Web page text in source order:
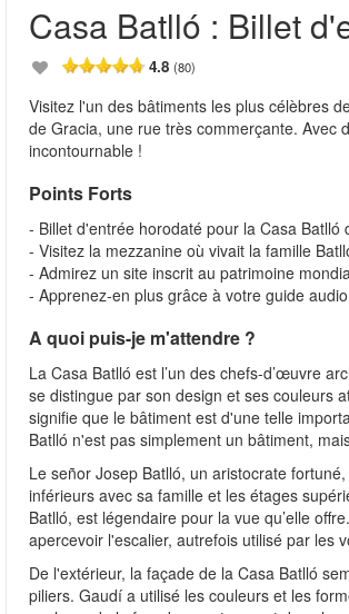
Casa Batlló : Billet
4.8 (80)
Visitez l'un des bâtiments les plus célèbres
de Gracia, une rue très commerçante. Avec
incontournable !
Points Forts
- Billet d'entrée horodaté pour la Casa Batlló
- Visitez la mezzanine où vivait la famille
- Admirez un site inscrit au patrimoine
- Apprenez-en plus grâce à votre guide audio
A quoi puis-je m'attendre ?
La Casa Batlló est l’un des chefs-d’œuvre
se distingue par son design et ses couleurs
signifie que le bâtiment est d'une telle
Batlló n'est pas simplement un bâtiment,
Le señor Josep Batlló, un aristocrate
inférieurs avec sa famille et les étages
Batlló, est légendaire pour la vue qu’elle
apercevoir l'escalier, autrefois utilisé par les
De l'extérieur, la façade de la Casa Batlló
piliers. Gaudí a utilisé les couleurs et les